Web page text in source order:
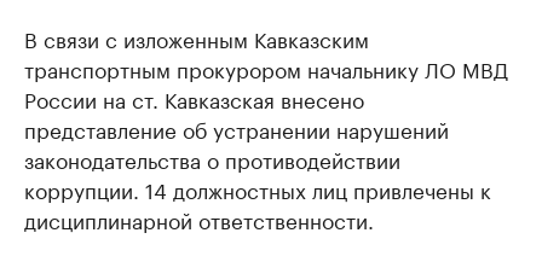
В связи с изложенным Кавказским
транспортным прокурором начальнику ЛО МВД
России на ст. Кавказская внесено
представление об устранении нарушений
законодательства о противодействии
коррупции. 14 должностных лиц привлечены к
дисциплинарной ответственности.